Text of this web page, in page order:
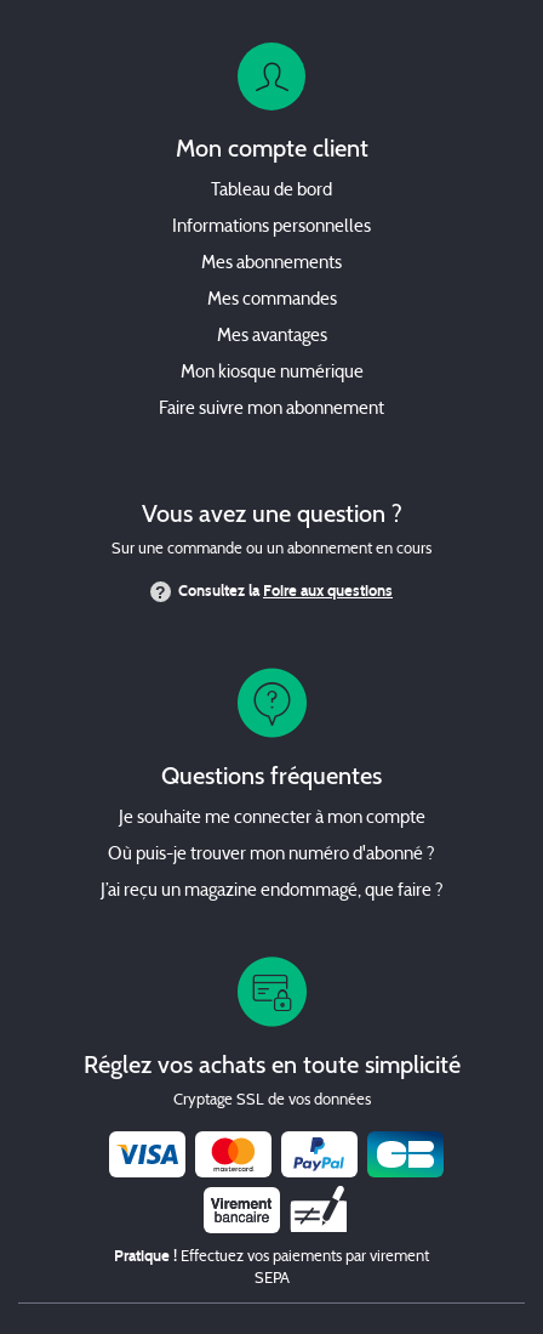
Mon compte client
Tableau de bord
Informations personnelles
Mes abonnements
Mes commandes
Mes avantages
Mon kiosque numérique
Faire suivre mon abonnement
Vous avez une question ?
Sur une commande ou un abonnement en cours
Consultez laFoire aux questions
Questions fréquentes
Je souhaite me connecter à mon compte
Où puis-je trouver mon numéro d'abonné ?
J’ai reçu un magazine endommagé, que faire ?
Réglez vos achats en toute simplicité
Cryptage SSL de vos données
Chèque
Pratique ! Effectuez vos paiements par virement
SEPA